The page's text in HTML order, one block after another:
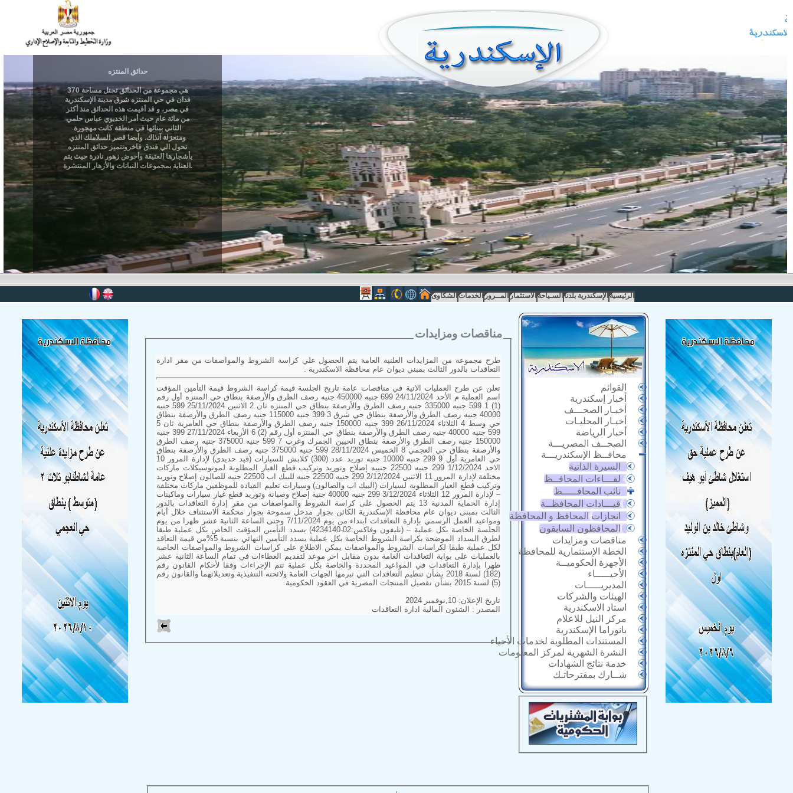
الرئيسية الإسكندرية بلدنا السـياحة الاستثمار المــرور الخدمات الشكاوى
القوائم
أخبار إسكندرية
أخبـار الصحـــف
أخبـار المحليـات
أخبار الرياضة
الصحــف المصريـــة
محافــظ الإسكندريـــة
السيرة الذاتية
لقـــاءات المحافــظ
نائب المحافـــــظ
قيـــادات المحافظــة
انجازات المحافظ و المحافظة
المحافظون السابقون
مناقصات ومزايدات
الخطة الإستثمارية للمحافظة
الأجهزة الحكوميــة
الأحيـــــاء
المديريـــــات
الهيئات والشركات
استاد الاسكندرية
مركز النيل للاعلام
بانوراما الإسكندرية
المستندات المطلوبة لخدمات الأحياء
النشرة الشهرية لمركز المعلومات
خدمة نتائج الشهادات
شــارك بمقترحاتـك
مناقصات ومزايدات
طرح مجموعة من المزايدات العلنية العامة يتم الحصول علي كراسة الشروط والمواصفات من مقر ادارة
التعاقدات بالدور الثالث بمبني ديوان عام محافظة الاسكندرية .
تعلن عن طرح العمليات الاتية في مناقصات عامة تاريخ الجلسة قيمة كراسة الشروط قيمة التأمين المؤقت
اسم العملية م الأحد 24/11/2024 699 جنيه 450000 جنيه رصف الطرق والأرصفة بنطاق حي المنتزه أول رقم
(1) 1 599 جنيه 335000 جنيه رصف الطرق والأرصفة بنطاق حي المنتزه ثان 2 الاثنين 25/11/2024 599 جنيه
40000 جنيه رصف الطرق والأرصفة بنطاق حي شرق 3 399 جنيه 115000 جنيه رصف الطرق والأرصفة بنطاق
حي وسط 4 الثلاثاء 26/11/2024 399 جنيه 150000 جنيه رصف الطرق والأرصفة بنطاق حي العامرية ثان 5
599 جنيه 40000 جنيه رصف الطرق والأرصفة بنطاق حي المنتزه أول رقم (2) 6 الأربعاء 27/11/2024 399 جنيه
150000 جنيه رصف الطرق والأرصفة بنطاق الحيين الجمرك وغرب 7 599 جنيه 375000 جنيه رصف الطرق
والأرصفة بنطاق حي العجمي 8 الخميس 28/11/2024 599 جنيه 375000 جنيه رصف الطرق والأرصفة بنطاق
حي العامرية أول 9 299 جنيه 10000 جنيه توريد عدد (300) كلابش للسيارات (قيد حديدي) لإدارة المرور 10
الاحد 1/12/2024 299 جنيه 22500 جنييه إصلاح وتوريد وتركيب قطع الغيار المطلوبة لموتوسيكلات ماركات
مختلفة لإدارة المرور 11 الاثنين 2/12/2024 299 جنيه 22500 جنيه للبيك اب 22500 جنيه للصالون إصلاح وتوريد
وتركيب قطع الغيار المطلوبة لسيارات (البيك اب والصالون) وسيارات تعليم القيادة للموظفين ماركات مختلفة
– لإدارة المرور 12 الثلاثاء 3/12/2024 299 جنيه 40000 جنية إصلاح وصيانة وتوريد قطع غيار سيارات وماكينات
إدارة الحماية المدنية 13 يتم الحصول على كراسة الشروط والمواصفات من مقر إدارة التعاقدات بالدور
الثالث بمبنى ديوان عام محافظة الإسكندرية الكائن بجوار مدخل سموحة بجوار محكمة الاستئناف خلال أيام
ومواعيد العمل الرسمي بإدارة التعاقدات ابتداء من يوم 7/11/2024 وحتى الساعة الثانية عشر ظهرا من يوم
الجلسة الخاصة بكل عملية – (تليفون وفاكس:02-4234140) يسدد التأمين المؤقت الخاص بكل عملية طبقا
لطرق السداد الموضحة بكراسة الشروط الخاصة بكل عملية يسدد التأمين النهائي بنسبة 5%من قيمة التعاقد
لكل عملية طبقا لكراسات الشروط والمواصفات يمكن الاطلاع على كراسات الشروط والمواصفات الخاصة
بالعمليات على بوابة التعاقدات العامة بدون مقابل اخر موعد لتقديم العطاءات في تمام الساعة الثانية عشر
ظهرا بإدارة التعاقدات في المواعيد المحددة والخاصة بكل عملية تتم الإجراءات وفقا لأحكام القانون رقم
(182) لسنة 2018 بشأن تنظيم التعاقدات التي تبرمها الجهات العامة ولائحته التنفيذية وتعديلاتهما والقانون رقم
(5) لسنة 2015 بشأن تفضيل المنتجات المصرية في العقود الحكومية
تاريخ الإعلان: 10,نوفمبر 2024
المصدر : الشئون المالية ادارة التعاقدات